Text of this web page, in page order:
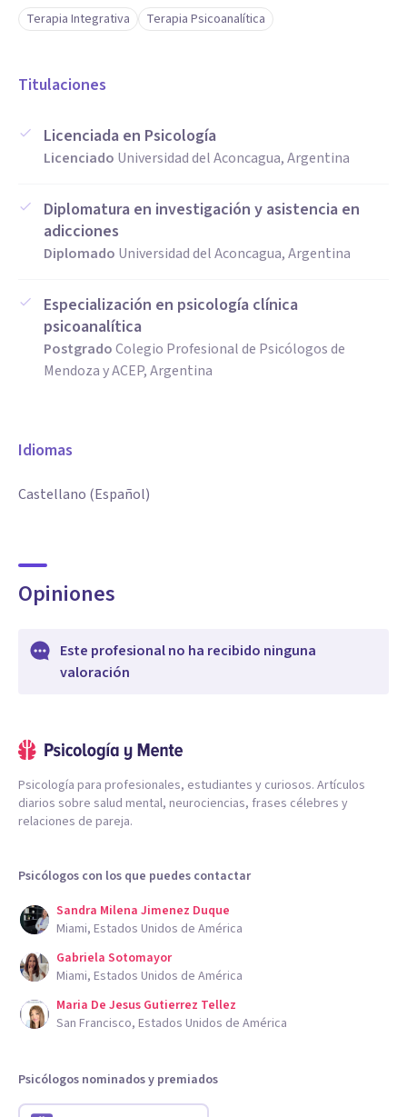
Terapia Integrativa Terapia Psicoanalítica
Titulaciones
Licenciada en Psicología
Licenciado Universidad del Aconcagua, Argentina
Diplomatura en investigación y asistencia en
adicciones
Diplomado Universidad del Aconcagua, Argentina
Especialización en psicología clínica
psicoanalítica
PostgradoColegio Profesional de Psicólogos de
Mendoza y ACEP, Argentina
Idiomas
Castellano (Español)
Opiniones
Este profesional no ha recibido ninguna
valoración
Psicología para profesionales, estudiantes y curiosos. Artículos
diarios sobre salud mental, neurociencias, frases célebres y
relaciones de pareja.
Psicólogos con los que puedes contactar
Sandra Milena Jimenez Duque
Miami, Estados Unidos de América
Gabriela Sotomayor
Miami, Estados Unidos de América
Maria De Jesus Gutierrez Tellez
San Francisco, Estados Unidos de América
Psicólogos nominados y premiados